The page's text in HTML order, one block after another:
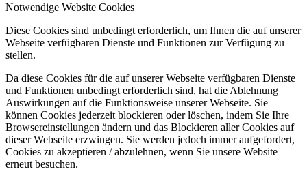
Notwendige Website Cookies
Diese Cookies sind unbedingt erforderlich, um Ihnen die auf unserer
Webseite verfügbaren Dienste und Funktionen zur Verfügung zu
stellen.
Da diese Cookies für die auf unserer Webseite verfügbaren Dienste
und Funktionen unbedingt erforderlich sind, hat die Ablehnung
Auswirkungen auf die Funktionsweise unserer Webseite. Sie
können Cookies jederzeit blockieren oder löschen, indem Sie Ihre
Browsereinstellungen ändern und das Blockieren aller Cookies auf
dieser Webseite erzwingen. Sie werden jedoch immer aufgefordert,
Cookies zu akzeptieren / abzulehnen, wenn Sie unsere Website
erneut besuchen.